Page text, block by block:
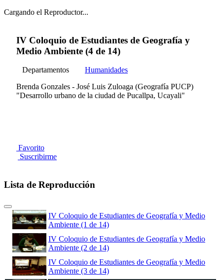
Cargando el Reproductor...
IV Coloquio de Estudiantes de Geografía y
Medio Ambiente (4 de 14)
Departamentos
Humanidades
Brenda Gonzales - José Luis Zuloaga (Geografía PUCP)
"Desarrollo urbano de la ciudad de Pucallpa, Ucayali"
Favorito
Suscribirme
Lista de Reproducción
IV Coloquio de Estudiantes de Geografía y Medio
Ambiente (1 de 14)
IV Coloquio de Estudiantes de Geografía y Medio
Ambiente (2 de 14)
IV Coloquio de Estudiantes de Geografía y Medio
Ambiente (3 de 14)